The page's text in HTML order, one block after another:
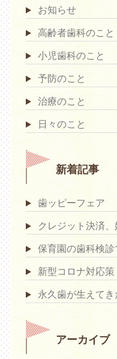
お知らせ
高齢者歯科のこと
小児歯科のこと
予防のこと
治療のこと
日々のこと
新着記事
歯ッピーフェア
クレジット決済、
保育園の歯科検診
新型コロナ対応策
永久歯が生えてき
アーカイブ